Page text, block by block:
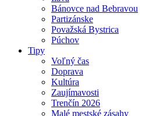
Bánovce nad Bebravou
Partizánske
Považská Bystrica
Púchov
Tipy
Voľný čas
Doprava
Kultúra
Zaujímavosti
Trenčín 2026
Malé mestské zásahy